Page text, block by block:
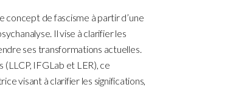
concept de fascisme à partir d’une
Il vise à clarifier les
ses transformations actuelles.
(LLCP, IFGLab et LER), ce
visant à clarifier les significations,